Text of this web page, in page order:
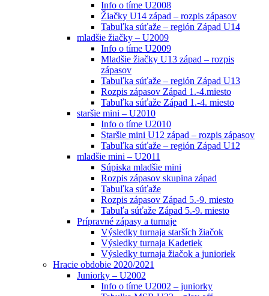
Info o tíme U2008
Žiačky U14 západ – rozpis zápasov
Tabuľka súťaže – región Západ U14
mladšie žiačky – U2009
Info o tíme U2009
Mladšie žiačky U13 západ – rozpis
zápasov
Tabuľka súťaže – región Západ U13
Rozpis zápasov Západ 1.-4.miesto
Tabuľka súťaže Západ 1.-4. miesto
staršie mini – U2010
Info o tíme U2010
Staršie mini U12 západ – rozpis zápasov
Tabuľka súťaže – región Západ U12
mladšie mini – U2011
Súpiska mladšie mini
Rozpis zápasov skupina západ
Tabuľka súťaže
Rozpis zápasov Západ 5.-9. miesto
Tabuľa súťaže Západ 5.-9. miesto
Prípravné zápasy a turnaje
Výsledky turnaja starších žiačok
Výsledky turnaja Kadetiek
Výsledky turnaja žiačok a junioriek
Hracie obdobie 2020/2021
Juniorky – U2002
Info o tíme U2002 – juniorky